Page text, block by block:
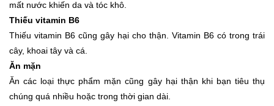
mất nước khiến da và tóc khô.
Thiếu vitamin B6
Thiếu vitamin B6 cũng gây hại cho thận. Vitamin B6 có trong trái
cây, khoai tây và cá.
Ăn mặn
Ăn các loại thực phẩm mặn cũng gây hại thận khi bạn tiêu thụ
chúng quá nhiều hoặc trong thời gian dài.